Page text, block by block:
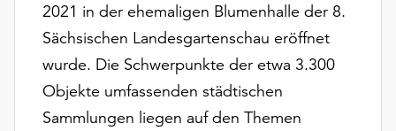
Verfügung.
Funktionale
Cookies
werden
auch
2021 in der ehemaligen Blumenhalle der 8.
Sächsischen Landesgartenschau eröffnet
wurde. Die Schwerpunkte der etwa 3.300
Objekte umfassenden städtischen
Sammlungen liegen auf den Themen